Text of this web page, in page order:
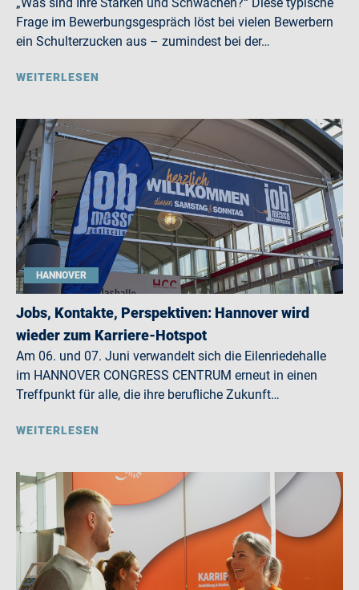
Frage im Bewerbungsgespräch löst bei vielen Bewerbern
ein Schulterzucken aus – zumindest bei der…
WEITERLESEN
HANNOVER
Jobs, Kontakte, Perspektiven: Hannover wird
wieder zum Karriere-Hotspot
Am 06. und 07. Juni verwandelt sich die Eilenriedehalle
im HANNOVER CONGRESS CENTRUM erneut in einen
Treffpunkt für alle, die ihre berufliche Zukunft…
WEITERLESEN